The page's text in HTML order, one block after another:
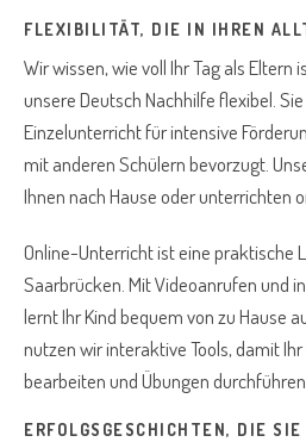
FLEXIBILITÄT, DIE IN IHREN
Wir wissen, wie voll Ihr Tag als Eltern
unsere Deutsch Nachhilfe flexibel.
Einzelunterricht für intensive
mit anderen Schülern bevorzugt.
Ihnen nach Hause oder unterrichten
Online-Unterricht ist eine praktische
Saarbrücken. Mit Videoanrufen und
lernt Ihr Kind bequem von zu Hause
nutzen wir interaktive Tools, damit Ihr
bearbeiten und Übungen
ERFOLGSGESCHICHTEN, DIE